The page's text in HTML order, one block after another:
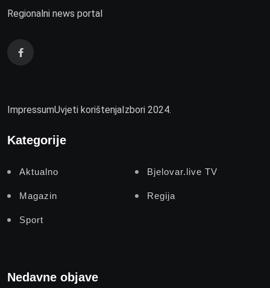
Regionalni news portal
ImpressumUvjeti korištenja Izbori 2024.
Kategorije
Aktualno Bjelovar.live TV
Magazin Regija
Sport
Nedavne objave